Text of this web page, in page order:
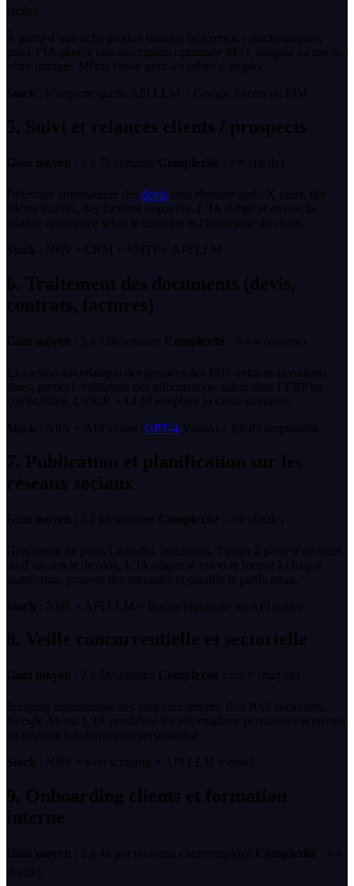
facile)
À partir d’une fiche produit basique (référence, caractéristiques,
prix), l’IA génère une description optimisée SEO, adaptée au ton de
votre marque. Même chose pour les offres d’emploi.
Stack
: n’importe quelle API LLM + Google Sheets ou PIM
5. Suivi et relances clients / prospects
Gain moyen : 3 à 7h/semaine Complexité : ⭐⭐ (facile)
Détection automatique des devis sans réponse après X jours, des
clients inactifs, des factures impayées. L’IA rédige et envoie la
relance appropriée selon le contexte et l’historique du client.
Stack
: N8N + CRM + SMTP + API LLM
6. Traitement des documents (devis,
contrats, factures)
Gain moyen : 5 à 12h/semaine Complexité : ⭐⭐⭐ (moyen)
Extraction automatique des données des PDF entrants (montants,
dates, parties), validation des informations, saisie dans l’ERP ou
comptabilité. L’OCR + LLM remplace la saisie manuelle.
Stack
: N8N + API vision (GPT-4 Vision) + ERP/comptabilité
7. Publication et planification sur les
réseaux sociaux
Gain moyen : 3 à 6h/semaine Complexité : ⭐⭐ (facile)
Génération de posts LinkedIn, Instagram, Twitter à partir d’un brief
ou d’un article de blog. L’IA adapte le ton et le format à chaque
plateforme, propose des variantes et planifie la publication.
Stack
: N8N + API LLM + Buffer/Hootsuite ou API native
8. Veille concurrentielle et sectorielle
Gain moyen : 2 à 5h/semaine Complexité : ⭐⭐⭐ (moyen)
Scraping automatique des sites concurrents, flux RSS sectoriels,
Google Alerts. L’IA synthétise les informations pertinentes et envoie
un briefing hebdomadaire personnalisé.
Stack
: N8N + web scraping + API LLM + email
9. Onboarding clients et formation
interne
Gain moyen : 2 à 4h par nouveau client/employé Complexité : ⭐⭐
(facile)